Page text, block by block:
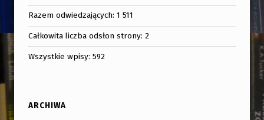
Razem odwiedzających:1 511
Całkowita liczba odsłon strony:2
Wszystkie wpisy:592
ARCHIWA